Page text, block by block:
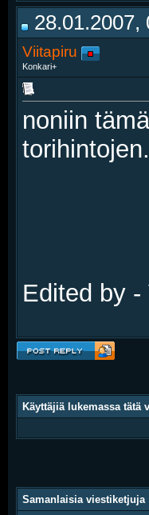
28.01.2007,
Viitapiru
Konkari+
noniin
torihintojen.
Edited by
Käyttäjiä lukemassa tätä
Samanlaisia viestiketjuja